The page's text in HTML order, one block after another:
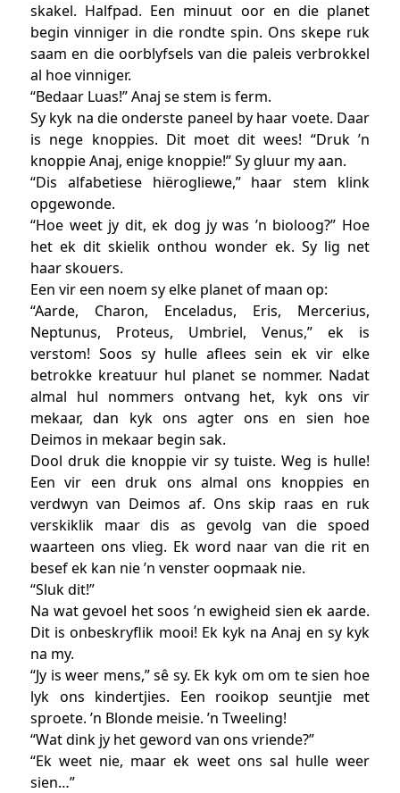
skakel. Halfpad. Een minuut oor en die planet
begin vinniger in die rondte spin. Ons skepe ruk
saam en die oorblyfsels van die paleis verbrokkel
al hoe vinniger.
“Bedaar Luas!” Anaj se stem is ferm.
Sy kyk na die onderste paneel by haar voete. Daar
is nege knoppies. Dit moet dit wees! “Druk ’n
knoppie Anaj, enige knoppie!” Sy gluur my aan.
“Dis alfabetiese hiërogliewe,” haar stem klink
opgewonde.
“Hoe weet jy dit, ek dog jy was ’n bioloog?” Hoe
het ek dit skielik onthou wonder ek. Sy lig net
haar skouers.
Een vir een noem sy elke planet of maan op:
“Aarde, Charon, Enceladus, Eris, Mercerius,
Neptunus, Proteus, Umbriel, Venus,” ek is
verstom! Soos sy hulle aflees sein ek vir elke
betrokke kreatuur hul planet se nommer. Nadat
almal hul nommers ontvang het, kyk ons vir
mekaar, dan kyk ons agter ons en sien hoe
Deimos in mekaar begin sak.
Dool druk die knoppie vir sy tuiste. Weg is hulle!
Een vir een druk ons almal ons knoppies en
verdwyn van Deimos af. Ons skip raas en ruk
verskiklik maar dis as gevolg van die spoed
waarteen ons vlieg. Ek word naar van die rit en
besef ek kan nie ’n venster oopmaak nie.
“Sluk dit!”
Na wat gevoel het soos ’n ewigheid sien ek aarde.
Dit is onbeskryflik mooi! Ek kyk na Anaj en sy kyk
na my.
“Jy is weer mens,” sê sy. Ek kyk om om te sien hoe
lyk ons kindertjies. Een rooikop seuntjie met
sproete. ’n Blonde meisie. ’n Tweeling!
“Wat dink jy het geword van ons vriende?”
“Ek weet nie, maar ek weet ons sal hulle weer
sien…”